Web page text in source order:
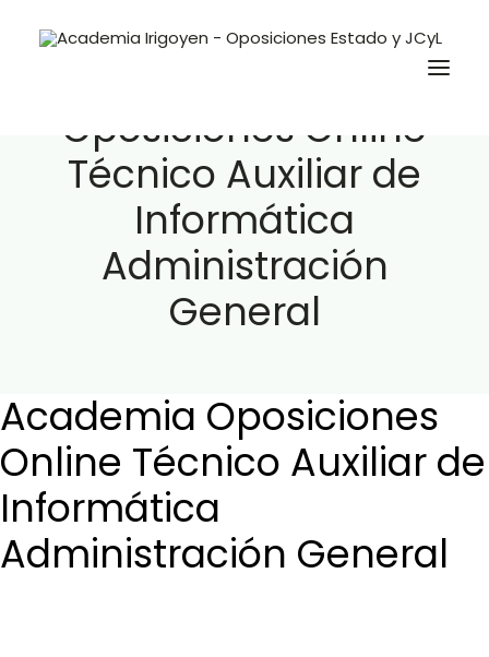
Oposiciones
Trabaja con nosotros
BuscaOpos 🔎
Aula virtual
Login / Register
Oposiciones Online
Técnico Auxiliar de
Informática
Administración
General
Academia Oposiciones
Online Técnico Auxiliar de
Informática
Administración General